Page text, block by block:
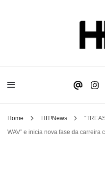
Home HIT!News
WAV” e inicia nova fase da carreira